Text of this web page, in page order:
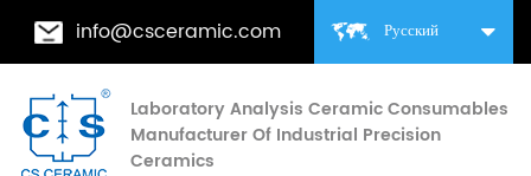
Русский
info@csceramic.com
Laboratory Analysis Ceramic Consumables
Manufacturer Of Industrial Precision
Ceramics